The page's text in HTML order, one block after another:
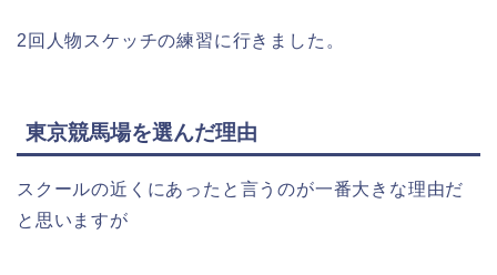
2回人物スケッチの練習に行きました。
東京競馬場を選んだ理由
スクールの近くにあったと言うのが一番大きな理由だ
と思いますが